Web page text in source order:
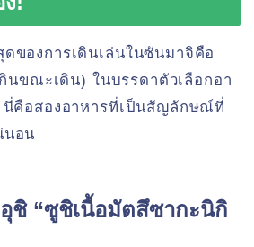
ของการเดินเล่นในซันมาจิคือ
กินขณะเดิน) ในบรรดาตัวเลือกอา
นี่คือสองอาหารที่เป็นสัญลักษณ์ที่
นอน
ชิ “ซูชิเนื้อมัตสึซากะนิกิ